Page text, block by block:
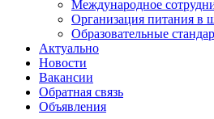
Международное
Организация питания в
Образовательные
Актуально
Новости
Вакансии
Обратная связь
Объявления